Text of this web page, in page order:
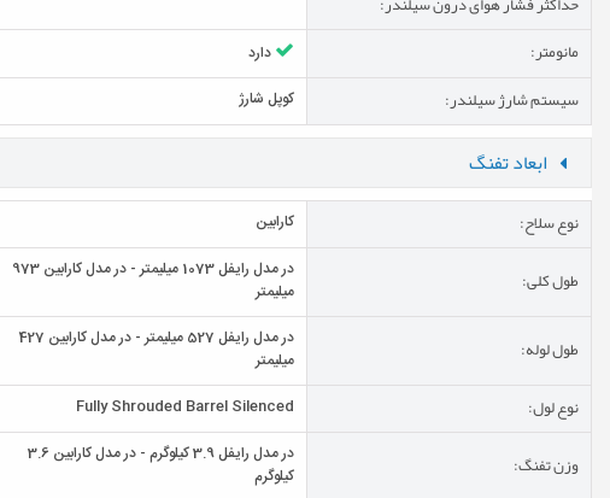
مانومتر:
دارد
سیستم شارژ سیلندر: کوپل شارژ
ابعاد تفنگ
نوع سلاح: کارابین
طول کلی:
در مدل رایفل 1073 میلیمتر - در مدل کارابین 973
میلیمتر
طول لوله:
در مدل رایفل 527 میلیمتر - در مدل کارابین 427
میلیمتر
نوع لول: Fully Shrouded Barrel Silenced
وزن تفنگ:
در مدل رایفل 3.9 کیلوگرم - در مدل کارابین 3.6
کیلوگرم